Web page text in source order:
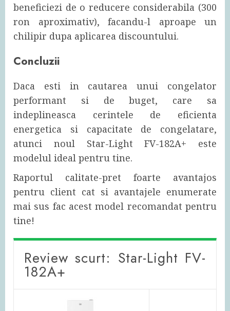
beneficiezi de o reducere considerabila (300
ron aproximativ), facandu-l aproape un
chilipir dupa aplicarea discountului.
Concluzii
Daca esti in cautarea unui congelator
performant si de buget, care sa
indeplineasca cerintele de eficienta
energetica si capacitate de congelatare,
atunci noul Star-Light FV-182A+ este
modelul ideal pentru tine.
Raportul calitate-pret foarte avantajos
pentru client cat si avantajele enumerate
mai sus fac acest model recomandat pentru
tine!
Review scurt: Star-Light FV-
182A+